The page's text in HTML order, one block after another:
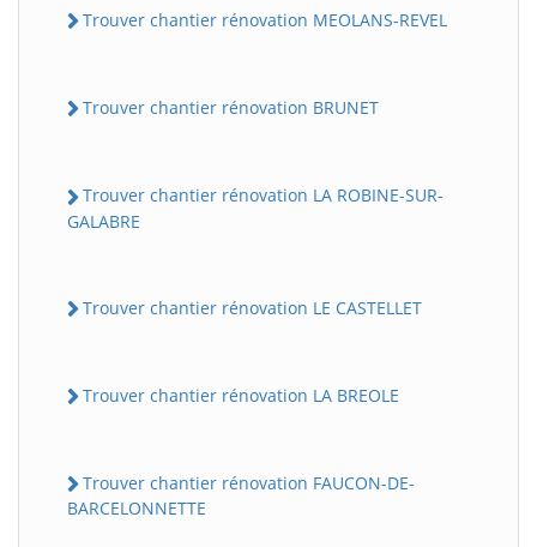
Trouver chantier rénovation MEOLANS-REVEL
Trouver chantier rénovation BRUNET
Trouver chantier rénovation LA ROBINE-SUR-
GALABRE
Trouver chantier rénovation LE CASTELLET
Trouver chantier rénovation LA BREOLE
Trouver chantier rénovation FAUCON-DE-
BARCELONNETTE